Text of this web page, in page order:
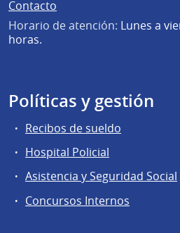
Contacto
Horario de atención: Lunes a
horas.
Políticas y gestión
Recibos de sueldo
Hospital Policial
Asistencia y Seguridad Social
Concursos Internos